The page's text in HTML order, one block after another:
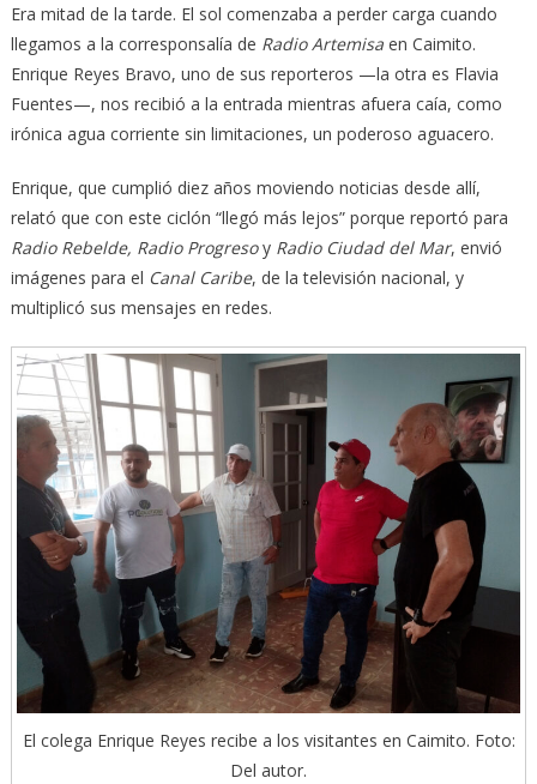
Era mitad de la tarde. El sol comenzaba a perder carga cuando
llegamos a la corresponsalía de Radio Artemisaen Caimito.
Enrique Reyes Bravo, uno de sus reporteros —la otra es Flavia
Fuentes—, nos recibió a la entrada mientras afuera caía, como
irónica agua corriente sin limitaciones, un poderoso aguacero.
Enrique, que cumplió diez años moviendo noticias desde allí,
relató que con este ciclón “llegó más lejos” porque reportó para
Radio Rebelde, Radio ProgresoyRadio Ciudad del Mar, envió
imágenes para el Canal Caribe, de la televisión nacional, y
multiplicó sus mensajes en redes.
El colega Enrique Reyes recibe a los visitantes en Caimito. Foto:
Del autor.